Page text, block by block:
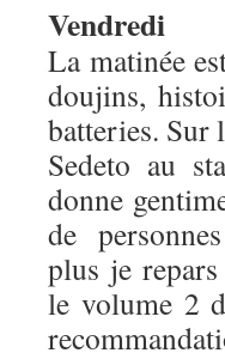
Vendredi
La matinée
doujins,
batteries. Sur
Sedeto au
donne
de
plus je repars
le volume 2